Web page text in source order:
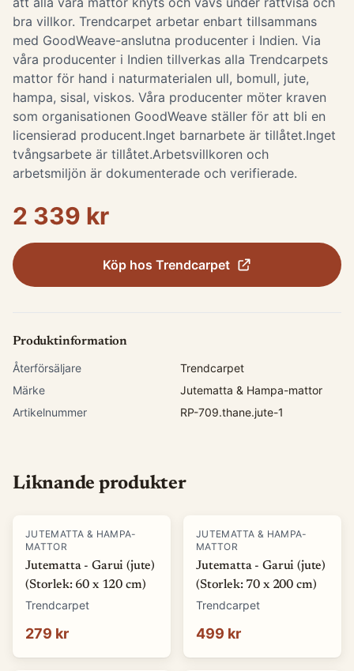
bra villkor. Trendcarpet arbetar enbart tillsammans
med GoodWeave-anslutna producenter i Indien. Via
våra producenter i Indien tillverkas alla Trendcarpets
mattor för hand i naturmaterialen ull, bomull, jute,
hampa, sisal, viskos. Våra producenter möter kraven
som organisationen GoodWeave ställer för att bli en
licensierad producent.Inget barnarbete är tillåtet.Inget
tvångsarbete är tillåtet.Arbetsvillkoren och
arbetsmiljön är dokumenterade och verifierade.
2 339 kr
Köp hos Trendcarpet
Produktinformation
Återförsäljare
Trendcarpet
Märke
Jutematta & Hampa-mattor
Artikelnummer
RP-709.thane.jute-1
Liknande produkter
JUTEMATTA & HAMPA-
MATTOR
Jutematta - Garui (jute)
(Storlek: 60 x 120 cm)
Trendcarpet
279 kr
JUTEMATTA & HAMPA-
MATTOR
Jutematta - Garui (jute)
(Storlek: 70 x 200 cm)
Trendcarpet
499 kr